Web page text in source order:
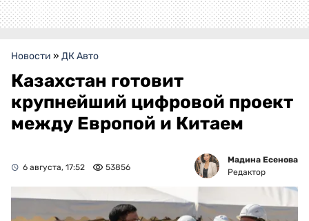
Новости » ДК Авто
Казахстан готовит
крупнейший цифровой проект
между Европой и Китаем
6 августа, 17:52 53856
Мадина Есенова
Редактор